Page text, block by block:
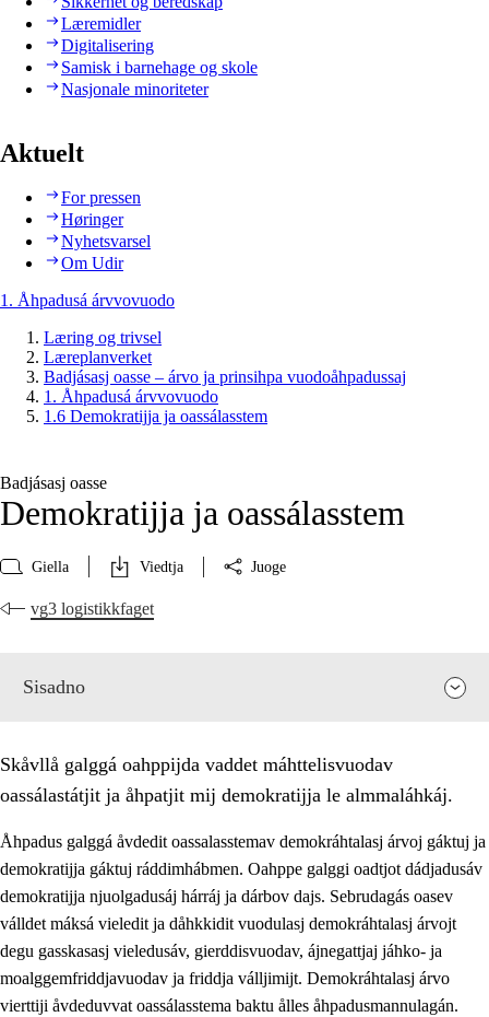
Læremidler
Digitalisering
Samisk i barnehage og skole
Nasjonale minoriteter
Aktuelt
For pressen
Høringer
Nyhetsvarsel
Om Udir
1. Åhpadusá árvvovuodo
Læring og trivsel
Læreplanverket
Badjásasj oasse – árvo ja prinsihpa vuodoåhpadussaj
1. Åhpadusá árvvovuodo
1.6 Demokratijja ja oassálasstem
Badjásasj oasse
Demokratijja ja oassálasstem
Giella Viedtja Juoge
vg3 logistikkfaget
Sisadno
1. Åhpadusá árvvovuodo
Skåvllå galggá oahppijda vaddet máhttelisvuodav
oassálastátjit ja åhpatjit mij demokratijja le almmaláhkáj.
Åhpadus galggá åvdedit oassalasstemav demokráhtalasj árvoj gáktuj ja
demokratijja gáktuj ráddimhábmen. Oahppe galggi oadtjot dádjadusáv
demokratijja njuolgadusáj hárráj ja dárbov dajs. Sebrudagás oasev
válldet máksá vieledit ja dåhkkidit vuodulasj demokráhtalasj árvojt
degu gasskasasj vieledusáv, gierddisvuodav, ájnegattjaj jáhko- ja
moalggemfriddjavuodav ja friddja válljimijt. Demokráhtalasj árvo
vierttiji åvdeduvvat oassálasstema baktu ålles åhpadusmannulagán.